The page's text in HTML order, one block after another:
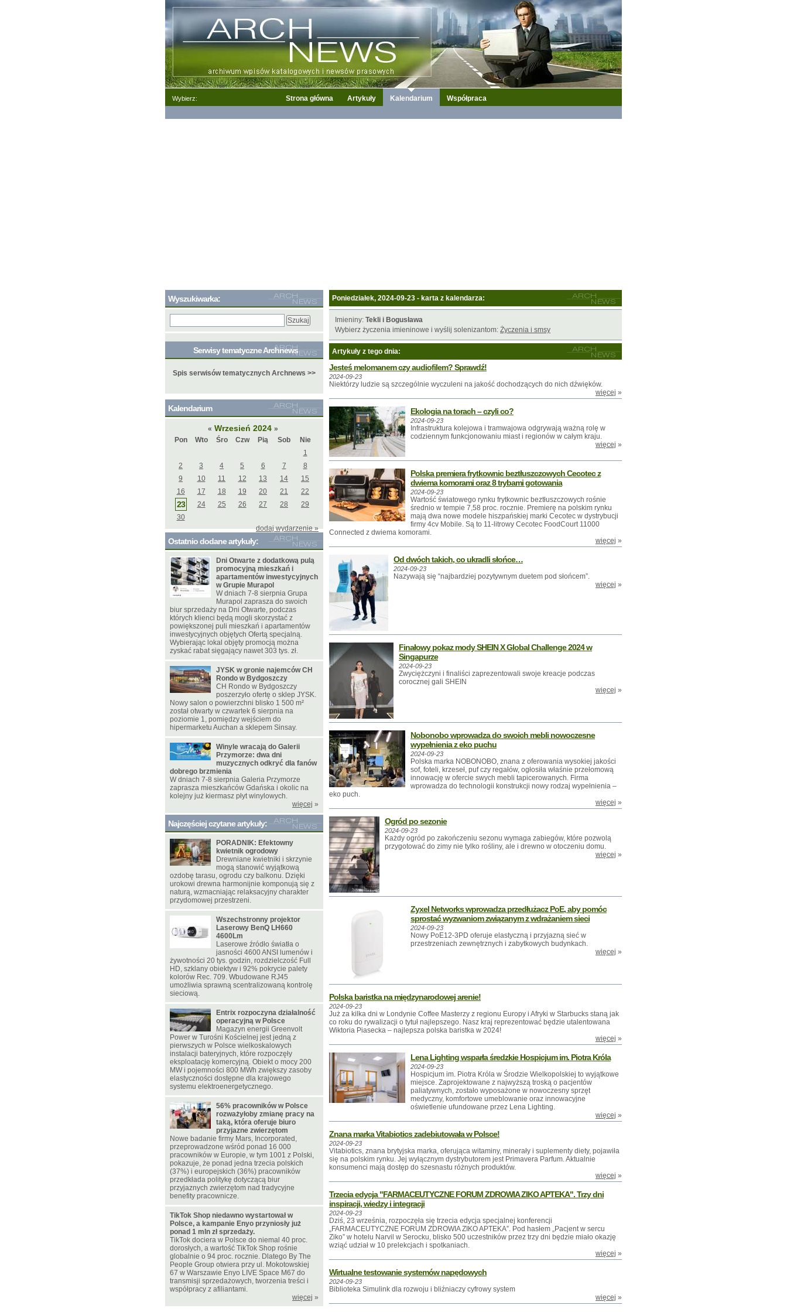
Wybierz: Strona główna Artykuły Kalendarium Współpraca
Poniedziałek, 2024-09-23 - karta z kalendarza:
Imieniny: Tekli i Bogusława
Wybierz życzenia imieninowe i wyślij solenizantom: Życzenia i smsy
Artykuły z tego dnia:
Jesteś melomanem czy audiofilem? Sprawdź!
2024-09-23
Niektórzy ludzie są szczególnie wyczuleni na jakość dochodzących do nich dźwięków.
więcej »
Ekologia na torach – czyli co?
2024-09-23
Infrastruktura kolejowa i tramwajowa odgrywają ważną rolę w
codziennym funkcjonowaniu miast i regionów w całym kraju.
więcej »
Polska premiera frytkownic beztłuszczowych Cecotec z
dwiema komorami oraz 8 trybami gotowania
2024-09-23
Wartość światowego rynku frytkownic beztłuszczowych rośnie
średnio w tempie 7,58 proc. rocznie. Premierę na polskim rynku
mają dwa nowe modele hiszpańskiej marki Cecotec w dystrybucji
firmy 4cv Mobile. Są to 11-litrowy Cecotec FoodCourt 11000
Connected z dwiema komorami.
więcej »
Od dwóch takich, co ukradli słońce…
2024-09-23
Nazywają się “najbardziej pozytywnym duetem pod słońcem”.
więcej »
Finałowy pokaz mody SHEIN X Global Challenge 2024 w
Singapurze
2024-09-23
Zwyciężczyni i finaliści zaprezentowali swoje kreacje podczas
corocznej gali SHEIN
więcej »
Nobonobo wprowadza do swoich mebli nowoczesne
wypełnienia z eko puchu
2024-09-23
Polska marka NOBONOBO, znana z oferowania wysokiej jakości
sof, foteli, krzeseł, puf czy regałów, ogłosiła właśnie przełomową
innowację w ofercie swych mebli tapicerowanych. Firma
wprowadza do technologii konstrukcji nowy rodzaj wypełnienia –
eko puch.
więcej »
Ogród po sezonie
2024-09-23
Każdy ogród po zakończeniu sezonu wymaga zabiegów, które pozwolą
przygotować do zimy nie tylko rośliny, ale i drewno w otoczeniu domu.
więcej »
Zyxel Networks wprowadza przedłużacz PoE, aby pomóc
sprostać wyzwaniom związanym z wdrażaniem sieci
2024-09-23
Nowy PoE12-3PD oferuje elastyczną i przyjazną sieć w
przestrzeniach zewnętrznych i zabytkowych budynkach.
więcej »
Polska baristka na międzynarodowej arenie!
2024-09-23
Już za kilka dni w Londynie Coffee Masterzy z regionu Europy i Afryki w Starbucks staną jak
co roku do rywalizacji o tytuł najlepszego. Nasz kraj reprezentować będzie utalentowana
Wiktoria Piasecka – najlepsza polska baristka w 2024!
więcej »
Lena Lighting wsparła średzkie Hospicjum im. Piotra Króla
2024-09-23
Hospicjum im. Piotra Króla w Środzie Wielkopolskiej to wyjątkowe
miejsce. Zaprojektowane z najwyższą troską o pacjentów
paliatywnych, zostało wyposażone w nowoczesny sprzęt
medyczny, komfortowe umeblowanie oraz innowacyjne
oświetlenie ufundowane przez Lena Lighting.
więcej »
Znana marka Vitabiotics zadebiutowała w Polsce!
2024-09-23
Vitabiotics, znana brytyjska marka, oferująca witaminy, minerały i suplementy diety, pojawiła
się na polskim rynku. Jej wyłącznym dystrybutorem jest Primavera Parfum. Aktualnie
konsumenci mają dostęp do szesnastu różnych produktów.
więcej »
Trzecia edycja "FARMACEUTYCZNE FORUM ZDROWIA ZIKO APTEKA". Trzy dni
inspiracji, wiedzy i integracji
2024-09-23
Dziś, 23 września, rozpoczęła się trzecia edycja specjalnej konferencji
„FARMACEUTYCZNE FORUM ZDROWIA ZIKO APTEKA”. Pod hasłem „Pacjent w sercu
Ziko” w hotelu Narvil w Serocku, blisko 500 uczestników przez trzy dni będzie miało okazję
wziąć udział w 10 prelekcjach i spotkaniach.
więcej »
Wirtualne testowanie systemów napędowych
2024-09-23
Biblioteka Simulink dla rozwoju i bliźniaczy cyfrowy system
więcej »
Wyszukiwarka:
Serwisy tematyczne Archnews
Spis serwisów tematycznych Archnews >>
Kalendarium
« Wrzesień 2024 »
Pon
Wto Śro Czw Pią Sob
Nie
1
2
3 4 5 6 7
8
9
10 11 12 13 14
15
16
17 18 19 20 21 22
23 24 25 26 27 28
29
30
dodaj wydarzenie »
Ostatnio dodane artykuły:
Dni Otwarte z dodatkową pulą
promocyjną mieszkań i
apartamentów inwestycyjnych
w Grupie Murapol
W dniach 7-8 sierpnia Grupa
Murapol zaprasza do swoich
biur sprzedaży na Dni Otwarte, podczas
których klienci będą mogli skorzystać z
powiększonej puli mieszkań i apartamentów
inwestycyjnych objętych Ofertą specjalną.
Wybierając lokal objęty promocją można
zyskać rabat sięgający nawet 303 tys. zł.
JYSK w gronie najemców CH
Rondo w Bydgoszczy
CH Rondo w Bydgoszczy
poszerzyło ofertę o sklep JYSK.
Nowy salon o powierzchni blisko 1 500 m²
został otwarty w czwartek 6 sierpnia na
poziomie 1, pomiędzy wejściem do
hipermarketu Auchan a sklepem Sinsay.
Winyle wracają do Galerii
Przymorze: dwa dni
muzycznych odkryć dla fanów
dobrego brzmienia
W dniach 7-8 sierpnia Galeria Przymorze
zaprasza mieszkańców Gdańska i okolic na
kolejny już kiermasz płyt winylowych.
więcej »
Najczęściej czytane artykuły:
PORADNIK: Efektowny
kwietnik ogrodowy
Drewniane kwietniki i skrzynie
mogą stanowić wyjątkową
ozdobę tarasu, ogrodu czy balkonu. Dzięki
urokowi drewna harmonijnie komponują się z
naturą, wzmacniając relaksacyjny charakter
przydomowej przestrzeni.
Wszechstronny projektor
Laserowy BenQ LH660
4600Lm
Laserowe źródło światła o
jasności 4600 ANSI lumenów i
żywotności 20 tys. godzin, rozdzielczość Full
HD, szklany obiektyw i 92% pokrycie palety
kolorów Rec. 709. Wbudowane RJ45
umożliwia sprawną scentralizowaną kontrolę
sieciową.
Entrix rozpoczyna działalność
operacyjną w Polsce
Magazyn energii Greenvolt
Power w Turośni Kościelnej jest jedną z
pierwszych w Polsce wielkoskalowych
instalacji bateryjnych, które rozpoczęły
eksploatację komercyjną. Obiekt o mocy 200
MW i pojemności 800 MWh zwiększy zasoby
elastyczności dostępne dla krajowego
systemu elektroenergetycznego.
56% pracowników w Polsce
rozważyłoby zmianę pracy na
taką, która oferuje biuro
przyjazne zwierzętom
Nowe badanie firmy Mars, Incorporated,
przeprowadzone wśród ponad 16 000
pracowników w Europie, w tym 1001 z Polski,
pokazuje, że ponad jedna trzecia polskich
(37%) i europejskich (36%) pracowników
przedkłada politykę dotyczącą biur
przyjaznych zwierzętom nad tradycyjne
benefity pracownicze.
TikTok Shop niedawno wystartował w
Polsce, a kampanie Enyo przyniosły już
ponad 1 mln zł sprzedaży.
TikTok dociera w Polsce do niemal 40 proc.
dorosłych, a wartość TikTok Shop rośnie
globalnie o 94 proc. rocznie. Dlatego By The
People Group otwiera przy ul. Mokotowskiej
67 w Warszawie Enyo LIVE Space M67 do
transmisji sprzedażowych, tworzenia treści i
współpracy z afiliantami.
więcej »